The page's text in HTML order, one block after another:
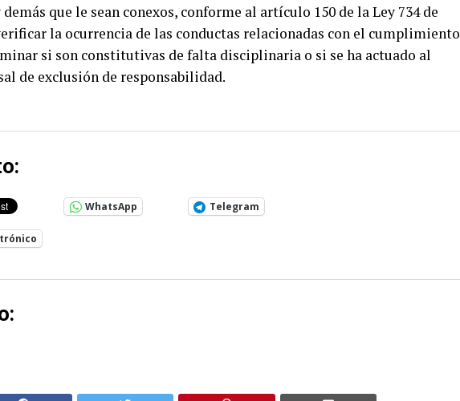
que le sean conexos, conforme al artículo 150 de la Ley 734 de
la ocurrencia de las conductas relacionadas con el cumplimiento
si son constitutivas de falta disciplinaria o si se ha actuado al
de exclusión de responsabilidad.
WhatsApp Telegram